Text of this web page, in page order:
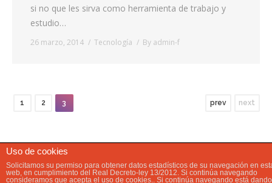
si no que les sirva como herramienta de trabajo y
estudio…
26 marzo, 2014 Tecnología By admin-f
1 2 3 prev next
Uso de cookies
Solicitamos su permiso para obtener datos estadísticos de su navegación en
web, en cumplimiento del Real Decreto-ley 13/2012. Si continúa navegando
consideramos que acepta el uso de cookies.. Si continúa navegando está dando